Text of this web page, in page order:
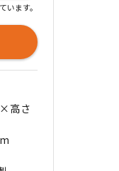
います。
高さ